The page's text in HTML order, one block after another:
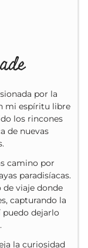
por la
mi espíritu libre
los rincones
de nuevas
camino por
paradisíacas.
viaje donde
capturando la
puedo dejarlo
la curiosidad